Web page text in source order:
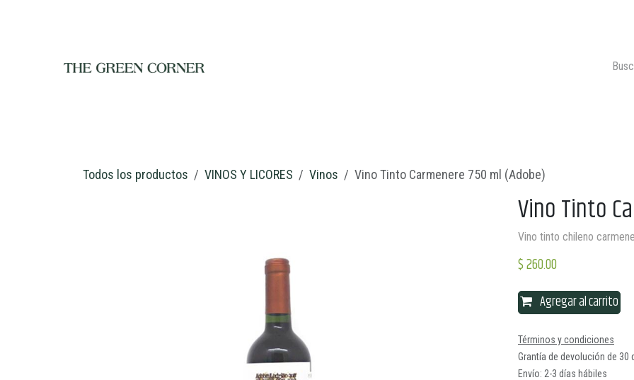
Todos los productos VINOS Y LICORES Vinos Vino Tinto Carmenere 750 ml (Adobe)
Vino Tinto
Vino tinto chileno
$260.00
Agregar al carrito
Términos y condiciones
Grantía de devolución de 30
Envío: 2-3 días hábiles